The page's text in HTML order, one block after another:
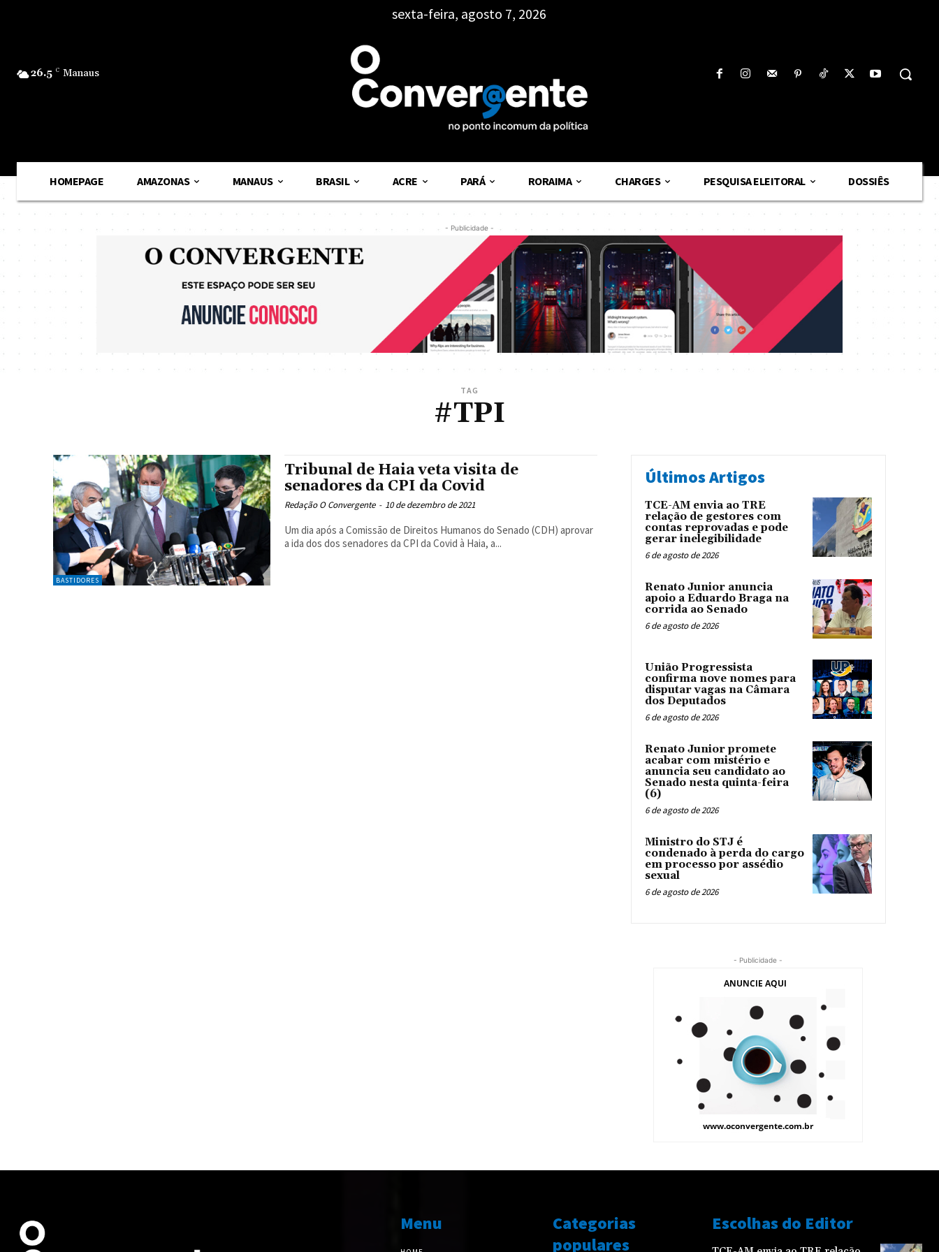
26.5 C Manaus
sexta-feira, agosto 7, 2026
HOMEPAGE AMAZONAS MANAUS BRASIL ACRE PARÁ RORAIMA CHARGES PESQUISA ELEITORAL DOSSIÊS
- Publicidade -
TAG
#TPI
BASTIDORES
Tribunal de Haia veta visita de
senadores da CPI da Covid
Redação O Convergente - 10 de dezembro de 2021
Um dia após a Comissão de Direitos Humanos do Senado (CDH) aprovar
a ida dos dos senadores da CPI da Covid à Haia, a...
Últimos Artigos
TCE-AM envia ao TRE
relação de gestores com
contas reprovadas e pode
gerar inelegibilidade
6 de agosto de 2026
Renato Junior anuncia
apoio a Eduardo Braga na
corrida ao Senado
6 de agosto de 2026
União Progressista
confirma nove nomes para
disputar vagas na Câmara
dos Deputados
6 de agosto de 2026
Renato Junior promete
acabar com mistério e
anuncia seu candidato ao
Senado nesta quinta-feira
(6)
6 de agosto de 2026
Ministro do STJ é
condenado à perda do cargo
em processo por assédio
sexual
6 de agosto de 2026
- Publicidade -
Menu
Categorias
populares
Escolhas do Editor